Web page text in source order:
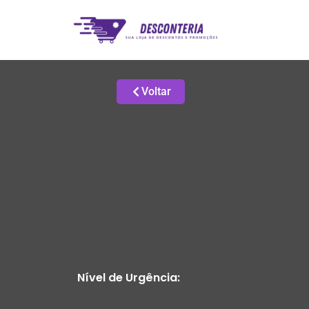
Voltar
Nível de Urgência: